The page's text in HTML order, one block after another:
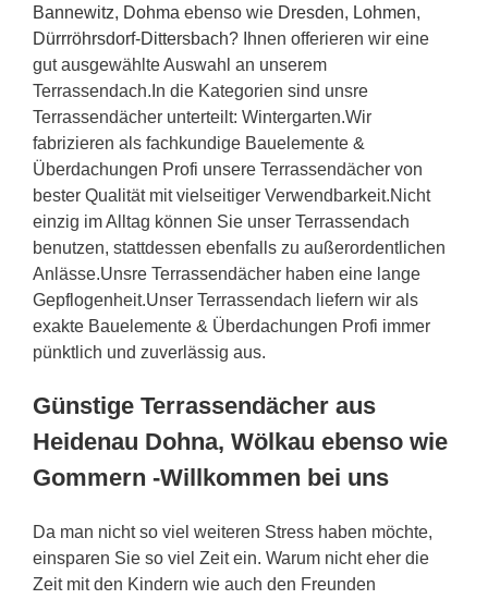
Bannewitz, Dohma ebenso wie Dresden, Lohmen,
Dürrröhrsdorf-Dittersbach? Ihnen offerieren wir eine
gut ausgewählte Auswahl an unserem
Terrassendach.In die Kategorien sind unsre
Terrassendächer unterteilt: Wintergarten.Wir
fabrizieren als fachkundige Bauelemente &
Überdachungen Profi unsere Terrassendächer von
bester Qualität mit vielseitiger Verwendbarkeit.Nicht
einzig im Alltag können Sie unser Terrassendach
benutzen, stattdessen ebenfalls zu außerordentlichen
Anlässe.Unsre Terrassendächer haben eine lange
Gepflogenheit.Unser Terrassendach liefern wir als
exakte Bauelemente & Überdachungen Profi immer
pünktlich und zuverlässig aus.
Günstige Terrassendächer aus
Heidenau Dohna, Wölkau ebenso wie
Gommern -Willkommen bei uns
Da man nicht so viel weiteren Stress haben möchte,
einsparen Sie so viel Zeit ein. Warum nicht eher die
Zeit mit den Kindern wie auch den Freunden